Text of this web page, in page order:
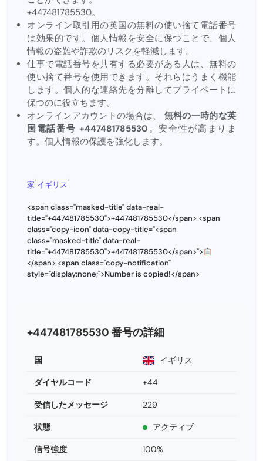
+447481785530。
オンライン取引用の英国の無料の使い捨て電話番号
は効果的です。個人情報を安全に保つことで、個人
情報の盗難や詐欺のリスクを軽減します。
仕事で電話番号を共有する必要がある人は、無料の
使い捨て番号を使用できます。それらはうまく機能
します。個人的な連絡先を分離してプライベートに
保つのに役立ちます。
オンラインアカウントの場合は、 無料の一時的な英
国電話番号 +447481785530 。安全性が高まりま
す。個人情報の保護を強化します。
家
›
イギリス
›
<span class="masked-title" data-real-
title="+447481785530">+447481785530</span> <span
class="copy-icon" data-copy-title="<span
class="masked-title" data-real-
title="+447481785530">+447481785530</span>">
</span> <span class="copy-notification"
style="display:none;">Number is copied!</span>
+447481785530 番号の詳細
国 イギリス
ダイヤルコード +44
受信したメッセージ 229
状態 アクティブ
信号強度 100%